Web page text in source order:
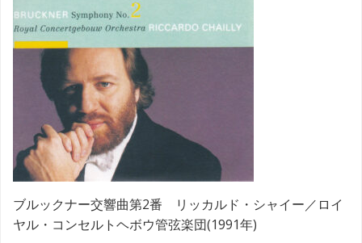
ブルックナー交響曲第2番 リッカルド・シャイー／ロイ
ヤル・コンセルトヘボウ管弦楽団(1991年)